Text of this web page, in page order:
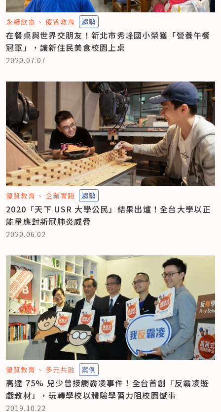
永續飲食 優質教育 趨勢
在餐桌與世界交朋友！新北市秀峰國小榮獲「營養午餐
冠軍」，讓新住民美食校園上桌
2020.07.07
優質教育 企業實踐 趨勢
2020「天下 USR 大學公民」結果出爐！全台大學以正
能量應對新冠肺炎威脅
2020.06.02
優質教育 多元共融 案例
高達 75% 兒少曾接觸霸凌事件！全台首創「反霸凌遊
戲教材」，玩轉學校以體驗學習力阻校園憾事
2019.10.22